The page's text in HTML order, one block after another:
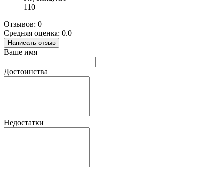
110
Отзывов: 0
Средняя оценка: 0.0
Написать отзыв
Ваше имя
Достоинства
Недостатки